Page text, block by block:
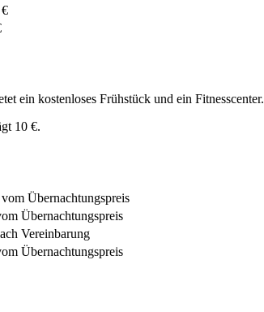
ein kostenloses Frühstück und ein Fitnesscenter.
10 €.
Übernachtungspreis
Übernachtungspreis
Vereinbarung
Übernachtungspreis